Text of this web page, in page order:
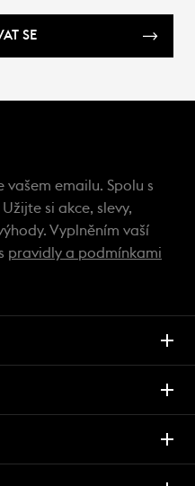
SE
emailu. Spolu s
si akce, slevy,
Vyplněním vaší
pravidly a podmínkami